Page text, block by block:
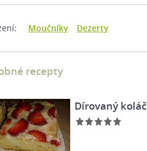
Moučníky Dezerty
recepty
Dírovaný koláč